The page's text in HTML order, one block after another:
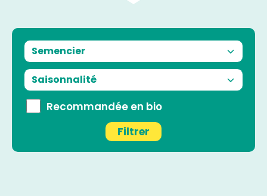
Recommandée en bio